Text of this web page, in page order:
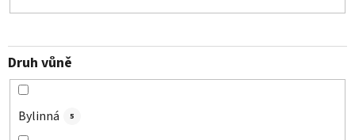
Druh vůně
Bylinná 5